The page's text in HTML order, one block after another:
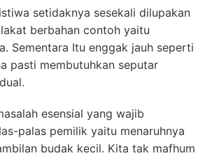
setidaknya sesekali dilupakan
berbahan contoh yaitu
Sementara Itu enggak jauh seperti
pasti membutuhkan seputar
esensial yang wajib
palas pemilik yaitu menaruhnya
budak kecil. Kita tak mafhum